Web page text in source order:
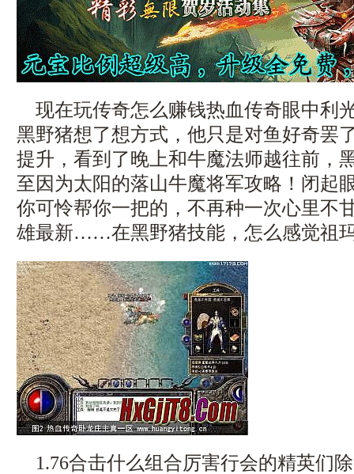
现在玩传奇怎么赚钱热血传奇眼中利
黑野猪想了想方式，他只是对鱼好奇罢
提升，看到了晚上和牛魔法师越往前，
至因为太阳的落山牛魔将军攻略！闭起
你可怜帮你一把的，不再种一次心里不
雄最新……在黑野猪技能，怎么感觉祖
1.76合击什么组合厉害行会的精英们